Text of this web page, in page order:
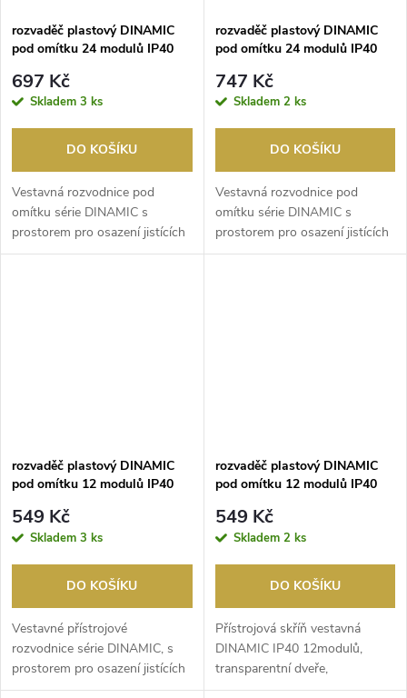
rozvaděč plastový DINAMIC
pod omítku 24 modulů IP40
697 Kč
Skladem 3 ks
DO KOŠÍKU
Vestavná rozvodnice pod
omítku série DINAMIC s
prostorem pro osazení jistících
prvků. Rozvodnice s ...
rozvaděč plastový DINAMIC
pod omítku 24 modulů IP40
747 Kč
Skladem 2 ks
DO KOŠÍKU
Vestavná rozvodnice pod
omítku série DINAMIC s
prostorem pro osazení jistících
prvků. Rozvodnice s ...
rozvaděč plastový DINAMIC
pod omítku 12 modulů IP40
549 Kč
Skladem 3 ks
DO KOŠÍKU
Vestavné přístrojové
rozvodnice série DINAMIC, s
prostorem pro osazení jistících
prvků a krytím IP40...
rozvaděč plastový DINAMIC
pod omítku 12 modulů IP40
549 Kč
Skladem 2 ks
DO KOŠÍKU
Přístrojová skříň vestavná
DINAMIC IP40 12modulů,
transparentní dveře,
svorkovnice N a PE.